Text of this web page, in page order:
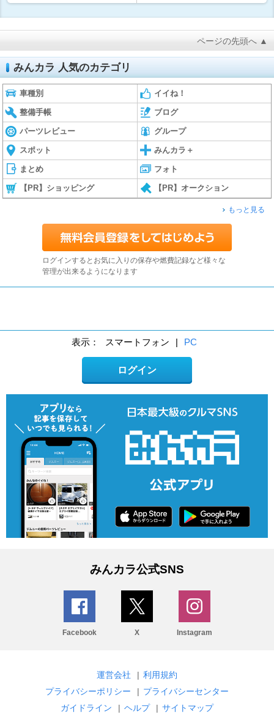
ページの先頭へ ▲
みんカラ 人気のカテゴリ
車種別 イイね！
整備手帳 ブログ
パーツレビュー グループ
スポット みんカラ＋
まとめ フォト
【PR】ショッピング 【PR】オークション
もっと見る
ログインするとお気に入りの保存や燃費記録など様々な
管理が出来るようになります
表示： スマートフォン | PC
ログイン
みんカラ公式SNS
Facebook X Instagram
運営会社 | 利用規約
プライバシーポリシー
| プライバシーセンター
ガイドライン
| ヘルプ | サイトマップ